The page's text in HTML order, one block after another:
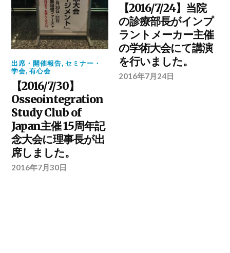
出席・開催報告,セミナー・
学会,有心会
【2016/7/30】
Osseointegration
Study Club of
Japan主催 15周年記
念大会に理事長が出
席しました。
2016年7月30日
【2016/7/24】当院
の診療部長がインプ
ラントメーカー主催
の学術大会にて講演
を行いました。
2016年7月24日